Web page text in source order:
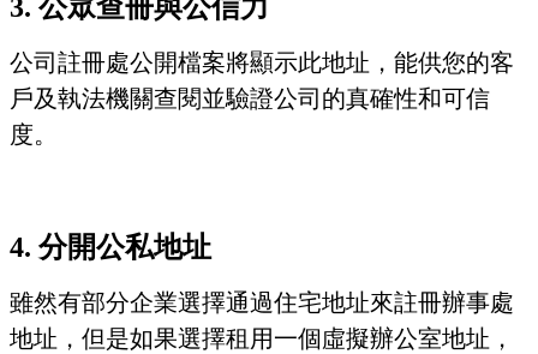
3. 公眾查冊與公信力
公司註冊處公開檔案將顯示此地址，能供您的客
戶及執法機關查閱並驗證公司的真確性和可信
度。
4. 分開公私地址
雖然有部分企業選擇通過住宅地址來註冊辦事處
地址，但是如果選擇租用一個虛擬辦公室地址，